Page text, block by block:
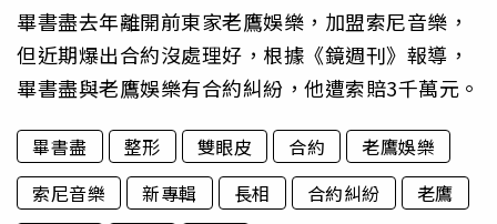
畢書盡去年離開前東家老鷹娛樂，加盟索尼音樂，
但近期爆出合約沒處理好，根據《鏡週刊》報導，
畢書盡與老鷹娛樂有合約糾紛，他遭索賠3千萬元。
畢書盡 整形 雙眼皮 合約
老鷹娛樂
索尼音樂
新專輯 長相 合約糾紛
老鷹